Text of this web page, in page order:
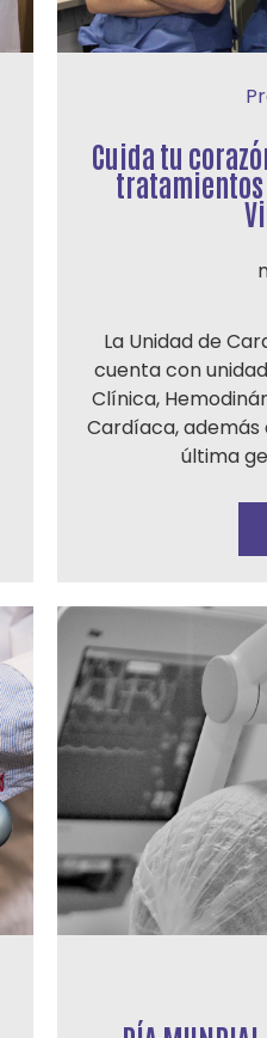
Cuida tu
tratamientos
La Unidad de
cuenta con
Clínica,
Cardíaca,
última